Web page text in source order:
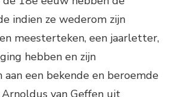
indien ze wederom zijn
meesterteken, een jaarletter,
hebben en zijn
aan een bekende en beroemde
van Geffen uit